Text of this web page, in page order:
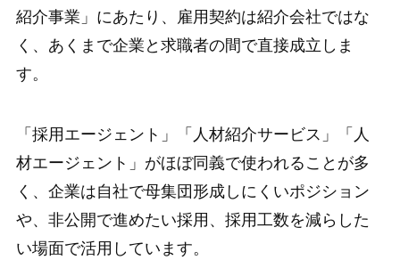
紹介事業」にあたり、雇用契約は紹介会社ではな
く、あくまで企業と求職者の間で直接成立しま
す。
「採用エージェント」「人材紹介サービス」「人
材エージェント」がほぼ同義で使われることが多
く、企業は自社で母集団形成しにくいポジション
や、非公開で進めたい採用、採用工数を減らした
い場面で活用しています。